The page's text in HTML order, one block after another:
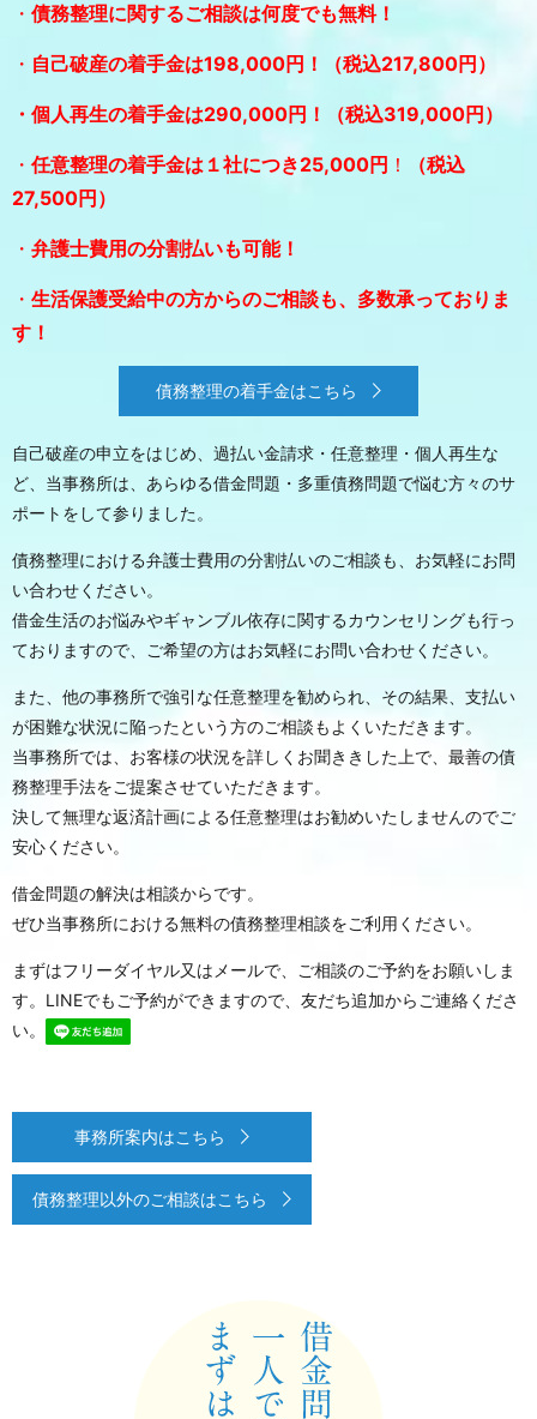
・ 債務整理に関するご相談は何度でも無料！
・ 自己破産の着手金は198,000円！ （税込217,800円）
・個人再生の着手金は290,000円！（税込319,000円）
・ 任意整理の着手金は１社につき25,000円 ！
（税込
27,500円）
・ 弁護士費用の分割払いも可能！
・ 生活保護受給中の方からのご相談も、多数承っておりま
す！
債務整理の着手金はこちら
自己破産の申立をはじめ、過払い金請求・任意整理・個人再生な
ど、 当事務所は、あらゆる借金問題・多重債務問題で悩む方々のサ
ポートをして参りました。
債務整理における弁護士費用の分割払いのご相談も、お気軽にお問
い合わせください。
借金生活のお悩みやギャンブル依存に関するカウンセリングも行っ
ておりますので、ご希望の方はお気軽にお問い合わせください。
また、他の事務所で強引な任意整理を勧められ、その結果、支払い
が困難な状況に陥ったという方のご相談もよくいただきます。
当事務所では、お客様の状況を詳しくお聞ききした上で、最善の債
務整理手法をご提案させていただきます。
決して無理な返済計画による任意整理はお勧めいたしませんのでご
安心ください。
借金問題の解決は相談からです。
ぜひ当事務所における無料の債務整理相談をご利用ください。
まずはフリーダイヤル又はメールで、ご相談のご予約をお願いしま
す。LINEでもご予約ができますので、友だち追加からご連絡くださ
い。
事務所案内はこちら
債務整理以外のご相談はこちら